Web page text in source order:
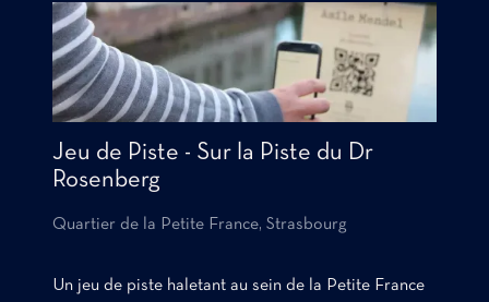
Jeu de Piste - Sur la Piste du Dr
Rosenberg
Quartier de la Petite France, Strasbourg
Un jeu de piste haletant au sein de la Petite France